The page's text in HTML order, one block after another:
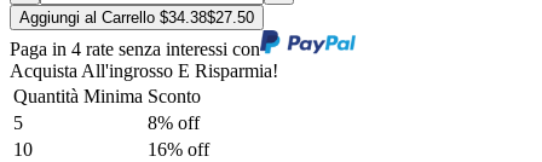
Aggiungi al Carrello $34.38$27.50
Paga in 4 rate senza interessi con
Acquista All'ingrosso E Risparmia!
Quantità Minima Sconto
5
8% off
10
16% off